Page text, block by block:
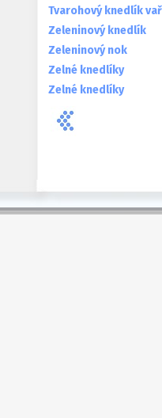
Tvarohový knedlík
Zeleninový knedlík
Zeleninový nok
Zelné knedlíky
Zelné knedlíky